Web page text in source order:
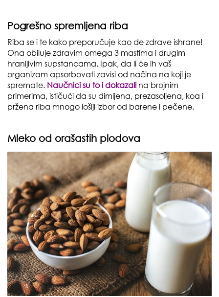
Pogrešno spremljena riba
Riba se i te kako preporučuje kao de zdrave ishrane!
Ona obiluje zdravim omega 3 mastima i drugim
hranljivim supstancama. Ipak, da li će ih vaš
organizam apsorbovati zavisi od načina na koji je
spremate. Naučnici su to i dokazali na brojnim
primerima, ističući da su dimljena, prezasoljena, koa i
pržena riba mnogo lošiji izbor od barene i pečene.
Mleko od orašastih plodova